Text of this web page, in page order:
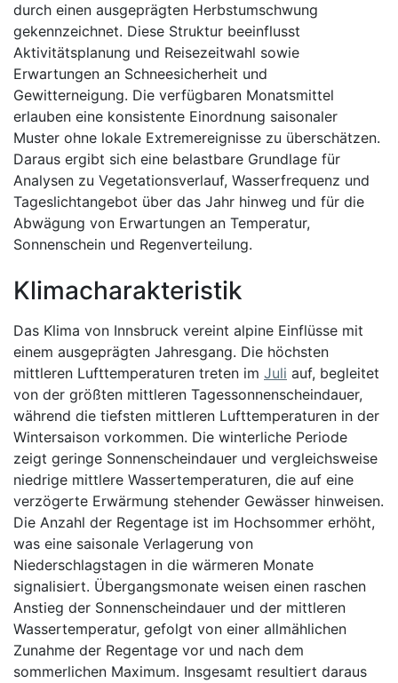
durch einen ausgeprägten Herbstumschwung
gekennzeichnet. Diese Struktur beeinflusst
Aktivitätsplanung und Reisezeitwahl sowie
Erwartungen an Schneesicherheit und
Gewitterneigung. Die verfügbaren Monatsmittel
erlauben eine konsistente Einordnung saisonaler
Muster ohne lokale Extremereignisse zu überschätzen.
Daraus ergibt sich eine belastbare Grundlage für
Analysen zu Vegetationsverlauf, Wasserfrequenz und
Tageslichtangebot über das Jahr hinweg und für die
Abwägung von Erwartungen an Temperatur,
Sonnenschein und Regenverteilung.
Klimacharakteristik
Das Klima von Innsbruck vereint alpine Einflüsse mit
einem ausgeprägten Jahresgang. Die höchsten
mittleren Lufttemperaturen treten im Juli auf, begleitet
von der größten mittleren Tagessonnenscheindauer,
während die tiefsten mittleren Lufttemperaturen in der
Wintersaison vorkommen. Die winterliche Periode
zeigt geringe Sonnenscheindauer und vergleichsweise
niedrige mittlere Wassertemperaturen, die auf eine
verzögerte Erwärmung stehender Gewässer hinweisen.
Die Anzahl der Regentage ist im Hochsommer erhöht,
was eine saisonale Verlagerung von
Niederschlagstagen in die wärmeren Monate
signalisiert. Übergangsmonate weisen einen raschen
Anstieg der Sonnenscheindauer und der mittleren
Wassertemperatur, gefolgt von einer allmählichen
Zunahme der Regentage vor und nach dem
sommerlichen Maximum. Insgesamt resultiert daraus